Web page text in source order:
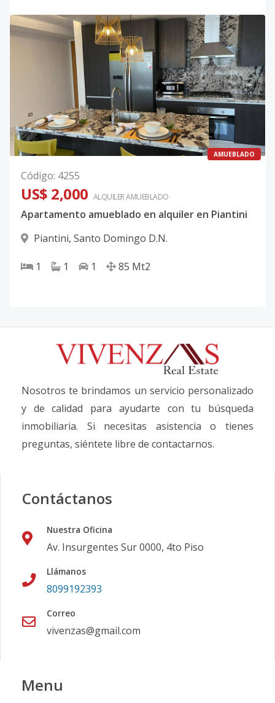
AMUEBLADO
Código: 4255
US$ 2,000 ALQUILERAMUEBLADO
Apartamento amueblado en alquiler en Piantini
Piantini, Santo Domingo D.N.
1 1 1 85 Mt2
Nosotros te brindamos un servicio personalizado
y de calidad para ayudarte con tu búsqueda
inmobiliaria. Si necesitas asistencia o tienes
preguntas, siéntete libre de contactarnos.
Contáctanos
Nuestra Oficina
Av. Insurgentes Sur 0000, 4to Piso
Llámanos
8099192393
Correo
vivenzas@gmail.com
Menu